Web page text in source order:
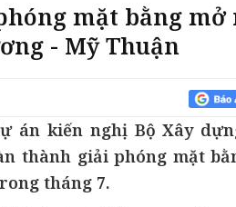
mặt bằng mở
- Mỹ Thuận
án kiến nghị Bộ Xây
thành giải phóng mặt
tháng 7.